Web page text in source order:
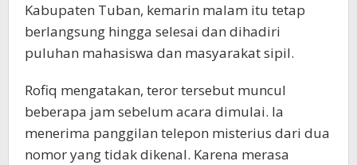
Kabupaten Tuban, kemarin malam itu tetap
berlangsung hingga selesai dan dihadiri
puluhan mahasiswa dan masyarakat sipil.
Rofiq mengatakan, teror tersebut muncul
beberapa jam sebelum acara dimulai. Ia
menerima panggilan telepon misterius dari dua
nomor yang tidak dikenal. Karena merasa